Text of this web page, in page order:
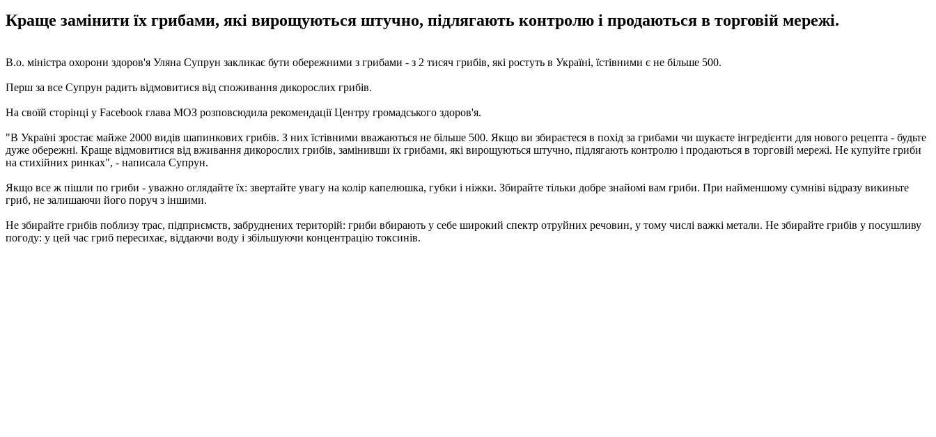
Краще замінити їх грибами, які вирощуються штучно, підлягають контролю і продаються в торговій мережі.
В.о. міністра охорони здоров'я Уляна Супрун закликає бути обережними з грибами - з 2 тисяч грибів, які ростуть в Україні, їстівними є не більше 500.
Перш за все Супрун радить відмовитися від споживання дикорослих грибів.
На своїй сторінці у Facebook глава МОЗ розповсюдила рекомендації Центру громадського здоров'я.
"В Україні зростає майже 2000 видів шапинкових грибів. З них їстівними вважаються не більше 500. Якщо ви збираєтеся в похід за грибами чи шукаєте інгредієнти для нового рецепта - будьте
дуже обережні. Краще відмовитися від вживання дикорослих грибів, замінивши їх грибами, які вирощуються штучно, підлягають контролю і продаються в торговій мережі. Не купуйте гриби
на стихійних ринках", - написала Супрун.
Якщо все ж пішли по гриби - уважно оглядайте їх: звертайте увагу на колір капелюшка, губки і ніжки. Збирайте тільки добре знайомі вам гриби. При найменшому сумніві відразу викиньте
гриб, не залишаючи його поруч з іншими.
Не збирайте грибів поблизу трас, підприємств, забруднених територій: гриби вбирають у себе широкий спектр отруйних речовин, у тому числі важкі метали. Не збирайте грибів у посушливу
погоду: у цей час гриб пересихає, віддаючи воду і збільшуючи концентрацію токсинів.